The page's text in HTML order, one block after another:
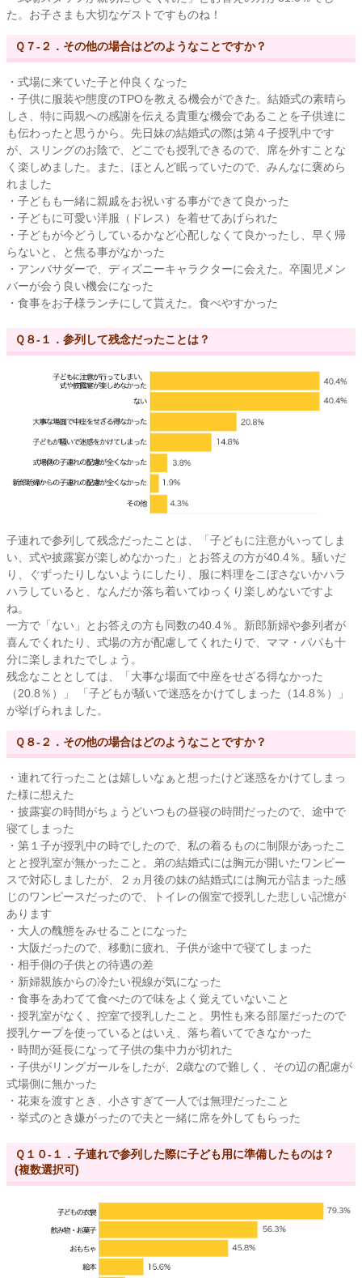
た。お子さまも大切なゲストですものね！
Ｑ７-２．その他の場合はどのようなことですか？
・式場に来ていた子と仲良くなった
・子供に服装や態度のTPOを教える機会ができた。結婚式の素晴ら
しさ、特に両親への感謝を伝える貴重な機会であることを子供達に
も伝わったと思うから。先日妹の結婚式の際は第４子授乳中です
が、スリングのお陰で、どこでも授乳できるので、席を外すことな
く楽しめました。また、ほとんど眠っていたので、みんなに褒めら
れました
・子どもも一緒に親戚をお祝いする事ができて良かった
・子どもに可愛い洋服（ドレス）を着せてあげられた
・子どもが今どうしているかなど心配しなくて良かったし、早く帰
らないと、と焦る事がなかった
・アンバサダーで、ディズニーキャラクターに会えた。卒園児メン
バーが会う良い機会になった
・食事をお子様ランチにして貰えた。食べやすかった
Ｑ８-１．参列して残念だったことは？
子連れで参列して残念だったことは、「子どもに注意がいってしま
い、式や披露宴が楽しめなかった」とお答えの方が40.4％。騒いだ
り、ぐずったりしないようにしたり、服に料理をこぼさないかハラ
ハラしていると、なんだか落ち着いてゆっくり楽しめないですよ
ね。
一方で「ない」とお答えの方も同数の40.4％。新郎新婦や参列者が
喜んでくれたり、式場の方が配慮してくれたりで、ママ・パパも十
分に楽しまれたでしょう。
残念なこととしては、「大事な場面で中座をせざる得なかった
（20.8％）」 「子どもが騒いで迷惑をかけてしまった（14.8％）」
が挙げられました。
Ｑ８-２．その他の場合はどのようなことですか？
・連れて行ったことは嬉しいなぁと想ったけど迷惑をかけてしまっ
た様に想えた
・披露宴の時間がちょうどいつもの昼寝の時間だったので、途中で
寝てしまった
・第１子が授乳中の時でしたので、私の着るものに制限があったこ
とと授乳室が無かったこと。弟の結婚式には胸元が開いたワンピー
スで対応しましたが、２ヵ月後の妹の結婚式には胸元が詰まった感
じのワンピースだったので、トイレの個室で授乳した悲しい記憶が
あります
・大人の醜態をみせることになった
・大阪だったので、移動に疲れ、子供が途中で寝てしまった
・相手側の子供との待遇の差
・新婦親族からの冷たい視線が気になった
・食事をあわてて食べたので味をよく覚えていないこと
・授乳室がなく、控室で授乳したこと。男性も来る部屋だったので
授乳ケープを使っているとはいえ、落ち着いてできなかった
・時間が延長になって子供の集中力が切れた
・子供がリングガールをしたが、2歳なので難しく、その辺の配慮が
式場側に無かった
・花束を渡すとき、小さすぎて一人では無理だったこと
・挙式のとき嫌がったので夫と一緒に席を外してもらった
Ｑ１０-１．子連れで参列した際に子ども用に準備したものは？
(複数選択可)